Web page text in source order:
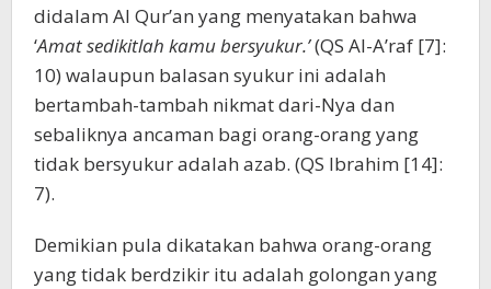
didalam Al Qur’an yang menyatakan bahwa
‘Amat sedikitlah kamu bersyukur.’(QS Al-A’raf [7]:
10) walaupun balasan syukur ini adalah
bertambah-tambah nikmat dari-Nya dan
sebaliknya ancaman bagi orang-orang yang
tidak bersyukur adalah azab. (QS Ibrahim [14]:
7).
Demikian pula dikatakan bahwa orang-orang
yang tidak berdzikir itu adalah golongan yang